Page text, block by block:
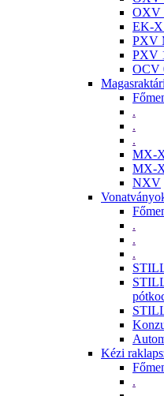
OXV
EK-X
PXV
PXV
OCV
.
.
.
MX-
MX-
NXV
.
.
.
Kézi
.